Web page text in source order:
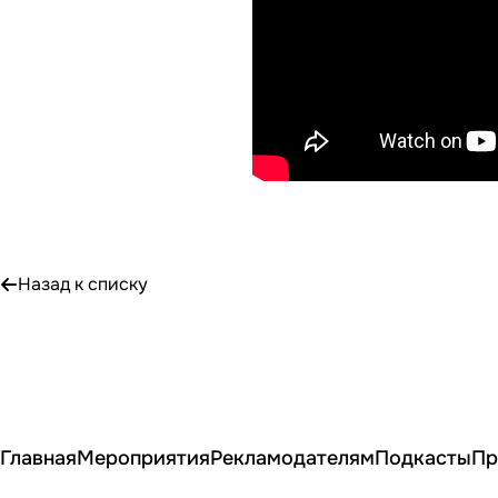
Назад к списку
ГлавнаяМероприятияРекламодателямПодкасты